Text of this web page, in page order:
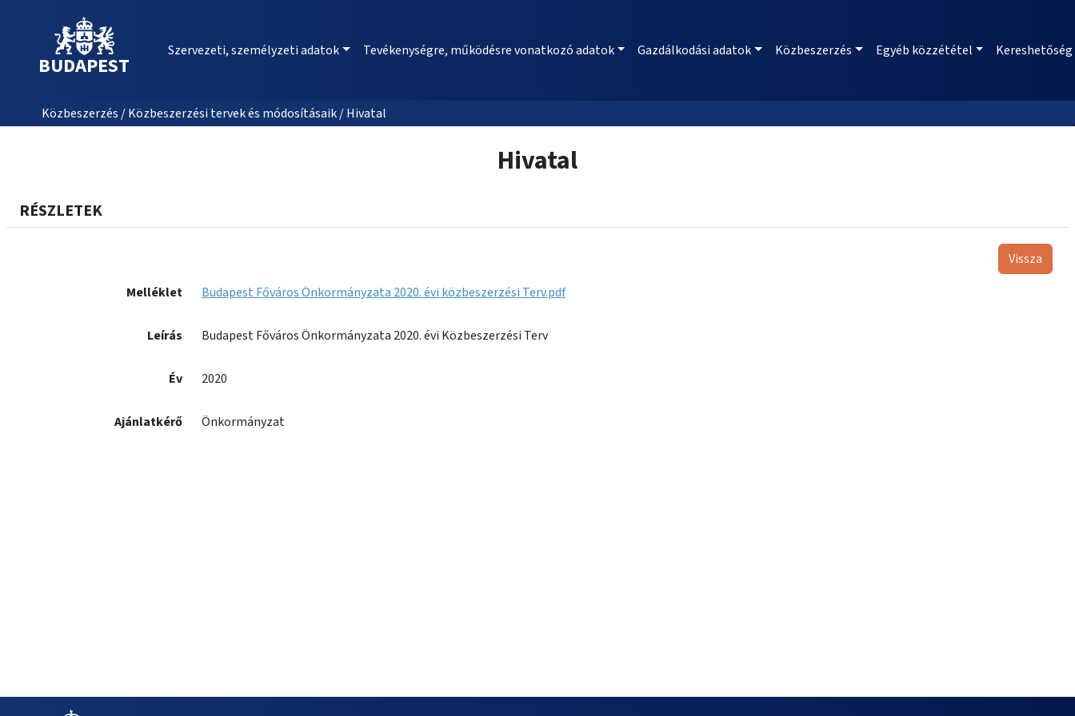
BUDAPEST
Szervezeti, személyzeti adatok Tevékenységre, működésre vonatkozó adatok Gazdálkodási adatok Közbeszerzés Egyéb közzététel Kereshetőség
Közbeszerzés / Közbeszerzési tervek és módosításaik / Hivatal
Hivatal
RÉSZLETEK
Vissza
Melléklet
Budapest Főváros Önkormányzata 2020. évi közbeszerzési Terv.pdf
Leírás Budapest Főváros Önkormányzata 2020. évi Közbeszerzési Terv
Év 2020
Ajánlatkérő Önkormányzat